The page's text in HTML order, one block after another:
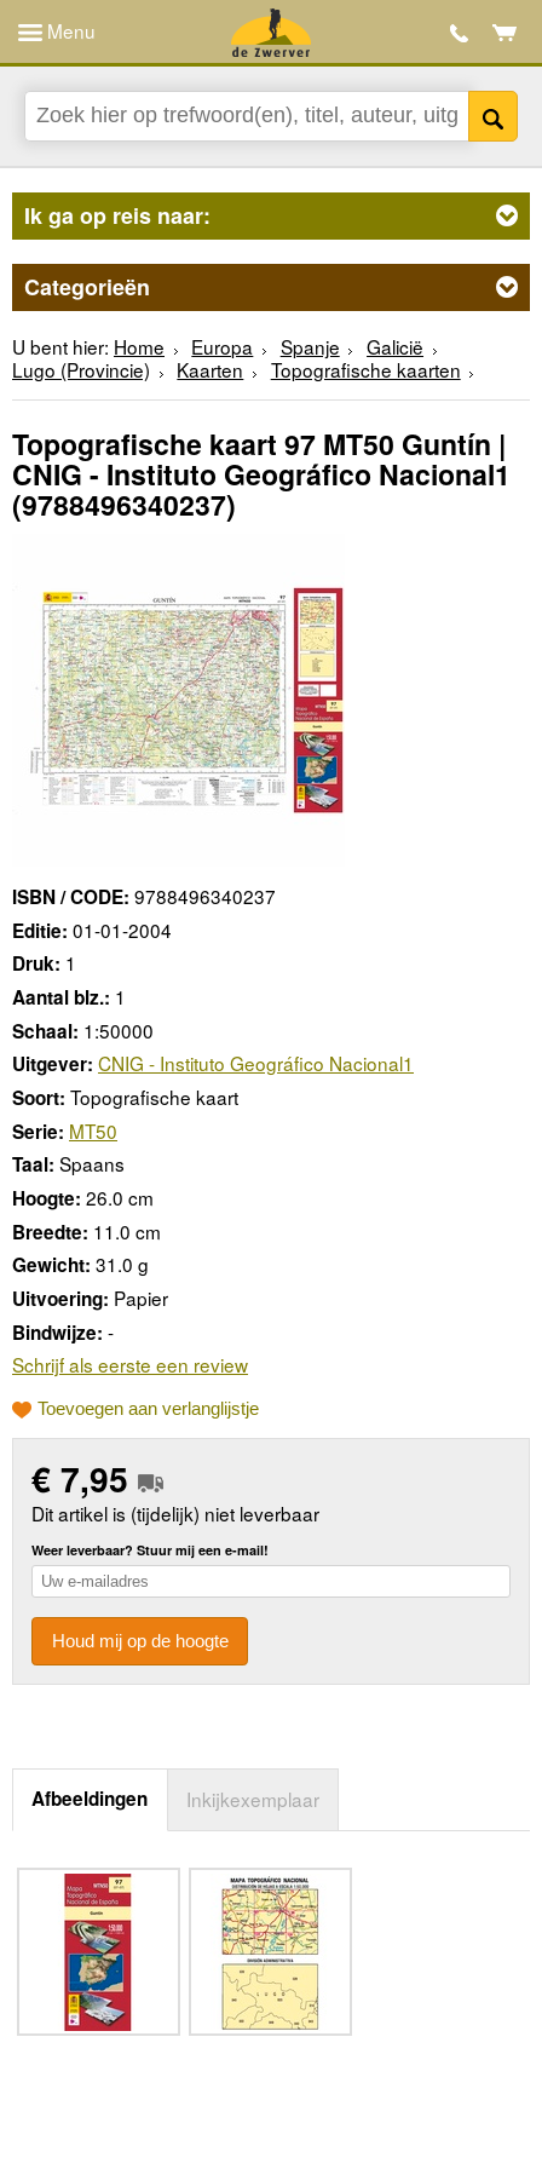
Menu
Ik ga op reis naar:
Categorieën
U bent hier: Home Europa Spanje
Galicië
Lugo (Provincie)
Kaarten Topografische kaarten
Topografische kaart 97 MT50 Guntín |
CNIG - Instituto Geográfico Nacional1
(9788496340237)
ISBN / CODE: 9788496340237
Editie: 01-01-2004
Druk: 1
Aantal blz.: 1
Schaal: 1:50000
Uitgever: CNIG - Instituto Geográfico Nacional1
Soort: Topografische kaart
Serie: MT50
Taal: Spaans
Hoogte: 26.0 cm
Breedte: 11.0 cm
Gewicht: 31.0 g
Uitvoering: Papier
Bindwijze: -
Schrijf als eerste een review
Toevoegen aan verlanglijstje
€7,95
Dit artikel is (tijdelijk) niet leverbaar
Weer leverbaar? Stuur mij een e-mail!
Houd mij op de hoogte
Afbeeldingen Inkijkexemplaar